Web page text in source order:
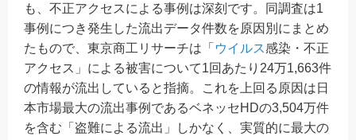
も、不正アクセスによる事例は深刻です。同調査は1
事例につき発生した流出データ件数を原因別にまとめ
たもので、東京商工リサーチは「 ウイルス感染・不正
アクセス」による被害について1回あたり24万1,663件
の情報が流出していると指摘。これを上回る原因は日
本市場最大の流出事例であるベネッセHDの3,504万件
を含む「盗難による流出」しかなく、実質的に最大の